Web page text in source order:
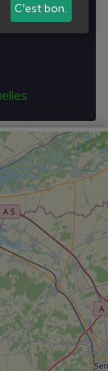
C'est bon.